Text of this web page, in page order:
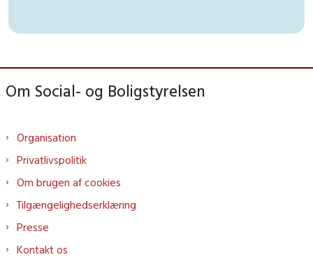
Om Social- og Boligstyrelsen
Organisation
Privatlivspolitik
Om brugen af cookies
Tilgængelighedserklæring
Presse
Kontakt os